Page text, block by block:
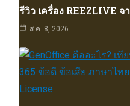
รีวิว เครื่อง REEZLIVE
ส.ค. 8, 2026